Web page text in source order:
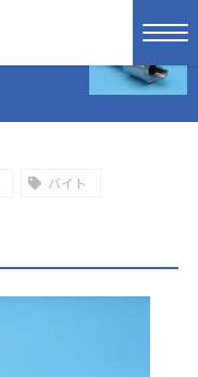
バイト